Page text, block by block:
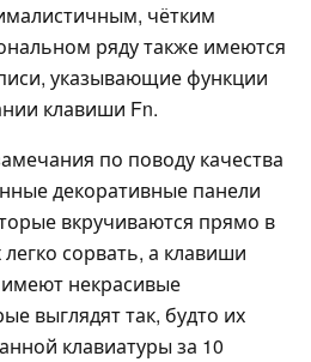
чётким
ряду также имеются
указывающие функции
клавиши Fn.
по поводу качества
декоративные панели
вкручиваются прямо в
легко сорвать, а клавиши
имеют некрасивые
выглядят так, будто их
клавиатуры за 10